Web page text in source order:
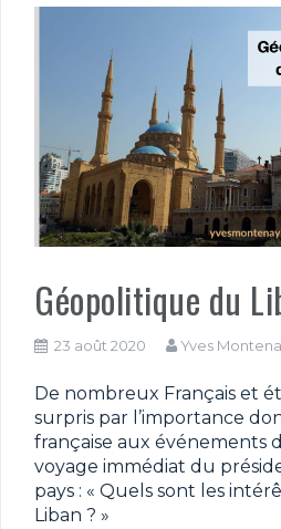
Géopolitique du
23 août 2020 Yves
De nombreux Français et
surpris par l’importance
française aux événements
voyage immédiat du
pays : « Quels sont les
Liban ? »